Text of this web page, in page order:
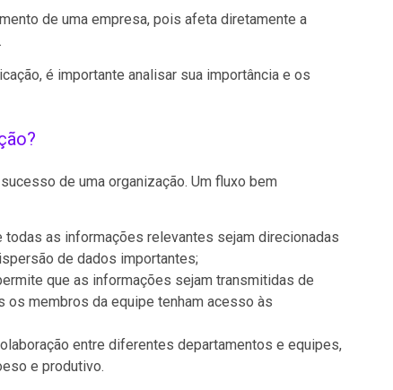
de uma empresa, pois afeta diretamente a
é importante analisar sua importância e os
de uma organização. Um fluxo bem
todas as informações relevantes sejam direcionadas
de dados importantes;
que as informações sejam transmitidas de
os membros da equipe tenham acesso às
entre diferentes departamentos e equipes,
e produtivo.